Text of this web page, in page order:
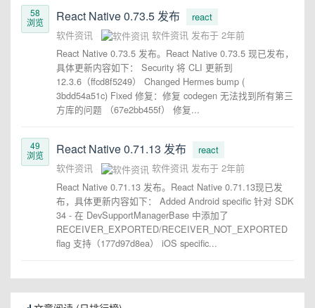
58
浏览
React Native 0.73.5 发布
react
软件资讯
软件资讯 发布于 2年前
React Native 0.73.5 发布。React Native 0.73.5 现已发布，
具体更新内容如下： Security 将 CLI 更新到
12.3.6（ffcd8f5249） Changed Hermes bump (
3bdd54a51c) Fixed 修复：修复 codegen 无法找到所有第三
方库的问题 （67e2bb455f） 修复...
49
浏览
React Native 0.71.13 发布
react
软件资讯
软件资讯 发布于 2年前
React Native 0.71.13 发布。React Native 0.71.13现已发
布，具体更新内容如下： Added Android specific 针对 SDK
34 - 在 DevSupportManagerBase 中添加了
RECEIVER_EXPORTED/RECEIVER_NOT_EXPORTED
flag 支持（177d97d8ea） iOS specific...